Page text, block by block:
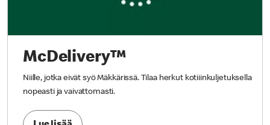
McDelivery™
Niille, jotka eivät syö Mäkkärissä. Tilaa herkut kotiiinkuljetuksella
nopeasti ja vaivattomasti.